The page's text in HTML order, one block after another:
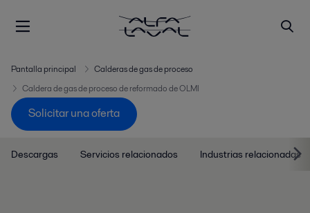
Pantalla principal
Calderas de gas de proceso
Caldera de gas de proceso de reformado de OLMI
Solicitar una oferta
Descargas Servicios relacionados Industrias relacionadas